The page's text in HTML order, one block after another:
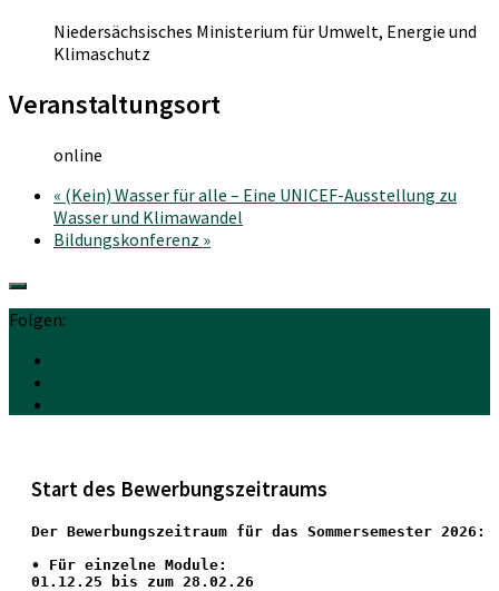
Niedersächsisches Ministerium für Umwelt, Energie und
Klimaschutz
Veranstaltungsort
online
« (Kein) Wasser für alle – Eine UNICEF-Ausstellung zu
Wasser und Klimawandel
Bildungskonferenz »
Folgen:
Start des Bewerbungszeitraums
Der Bewerbungszeitraum für das Sommersemester 2026:
• Für einzelne Module:
01.12.25 bis zum 28.02.26